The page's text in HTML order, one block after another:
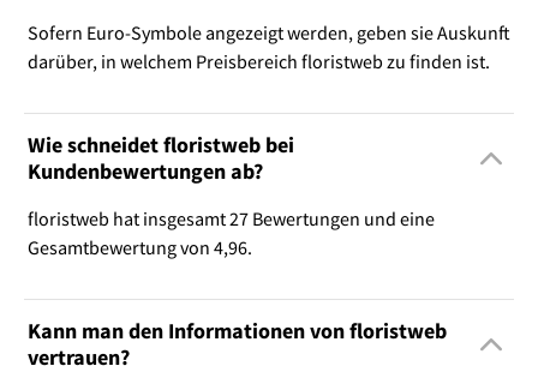
Sofern Euro-Symbole angezeigt werden, geben sie Auskunft
darüber, in welchem Preisbereich floristweb zu finden ist.
Wie schneidet floristweb bei
Kundenbewertungen ab?
floristweb hat insgesamt 27 Bewertungen und eine
Gesamtbewertung von 4,96.
Kann man den Informationen von floristweb
vertrauen?